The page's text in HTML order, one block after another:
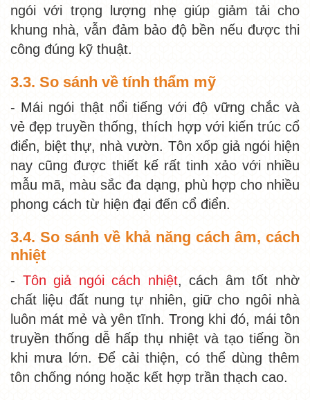
ngói với trọng lượng nhẹ giúp giảm tải cho
khung nhà, vẫn đảm bảo độ bền nếu được thi
công đúng kỹ thuật.
3.3. So sánh về tính thẩm mỹ
- Mái ngói thật nổi tiếng với độ vững chắc và
vẻ đẹp truyền thống, thích hợp với kiến trúc cổ
điển, biệt thự, nhà vườn. Tôn xốp giả ngói hiện
nay cũng được thiết kế rất tinh xảo với nhiều
mẫu mã, màu sắc đa dạng, phù hợp cho nhiều
phong cách từ hiện đại đến cổ điển.
3.4. So sánh về khả năng cách âm, cách
nhiệt
- Tôn giả ngói cách nhiệt, cách âm tốt nhờ
chất liệu đất nung tự nhiên, giữ cho ngôi nhà
luôn mát mẻ và yên tĩnh. Trong khi đó, mái tôn
truyền thống dễ hấp thụ nhiệt và tạo tiếng ồn
khi mưa lớn. Để cải thiện, có thể dùng thêm
tôn chống nóng hoặc kết hợp trần thạch cao.